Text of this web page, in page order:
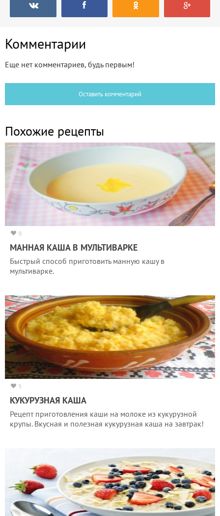
Комментарии
Еще нет комментариев, будь первым!
Оставить комментарий
Похожие рецепты
0
МАННАЯ КАША В МУЛЬТИВАРКЕ
Быстрый способ приготовить манную кашу в
мультиварке.
5
КУКУРУЗНАЯ КАША
Рецепт приготовления каши на молоке из кукурузной
крупы. Вкусная и полезная кукурузная каша на завтрак!